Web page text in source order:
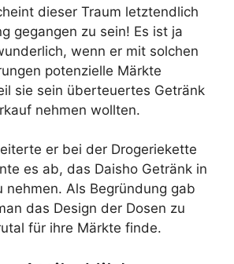
dieser Traum letztendlich
gegangen zu sein! Es ist ja
wenn er mit solchen
potenzielle Märkte
sie sein überteuertes Getränk
nehmen wollten.
er bei der Drogeriekette
es ab, das Daisho Getränk in
nehmen. Als Begründung gab
das Design der Dosen zu
für ihre Märkte finde.